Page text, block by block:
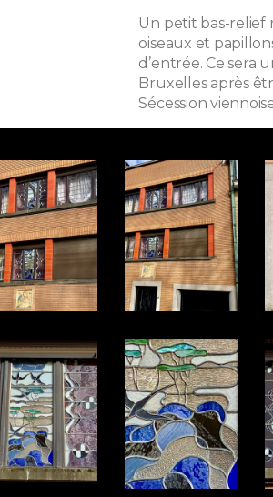
Un petit bas-
oiseaux et
d’entrée. Ce sera
Bruxelles après
Sécession